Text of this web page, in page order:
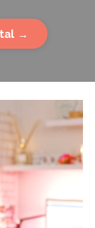
→